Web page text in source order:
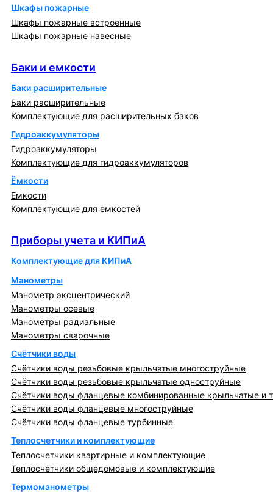
Шкафы пожарные
Шкафы пожарные встроенные
Шкафы пожарные навесные
Баки и емкости
Баки расширительные
Баки расширительные
Комплектующие для расширительных баков
Гидроаккумуляторы
Гидроаккумуляторы
Комплектующие для гидроаккумуляторов
Ёмкости
Емкости
Комплектующие для емкостей
Приборы учета и КИПиА
Комплектующие для КИПиА
Манометры
Манометр эксцентрический
Манометры осевые
Манометры радиальные
Манометры сварочные
Счётчики воды
Счётчики воды резьбовые крыльчатые многоструйные
Счётчики воды резьбовые крыльчатые одноструйные
Счётчики воды фланцевые комбинированные крыльчатые и
Счётчики воды фланцевые многоструйные
Счётчики воды фланцевые турбинные
Теплосчетчики и комплектующие
Теплосчетчики квартирные и комплектующие
Теплосчетчики общедомовые и комплектующие
Термоманометры